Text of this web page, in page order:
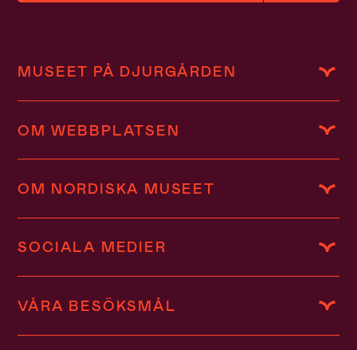
MUSEET PÅ DJURGÅRDEN
OM WEBBPLATSEN
OM NORDISKA MUSEET
SOCIALA MEDIER
VÅRA BESÖKSMÅL